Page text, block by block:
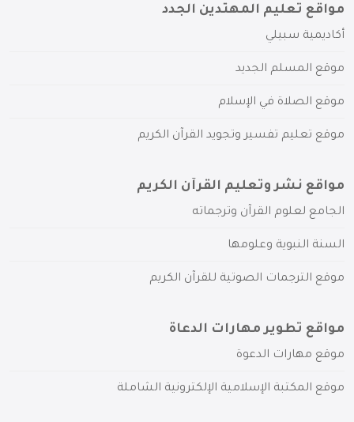
مواقع تعليم المهتدين الجدد
أكاديمية سبيلي
موقع المسلم الجديد
موقع الصلاة في الإسلام
موقع تعليم تفسير وتجويد القرآن الكريم
مواقع نشر وتعليم القرآن الكريم
الجامع لعلوم القرآن وترجماته
السنة النبوية وعلومها
موقع الترجمات الصوتية للقرآن الكريم
مواقع تطوير مهارات الدعاة
موقع مهارات الدعوة
موقع المكتبة الإسلامية الإلكترونية الشاملة